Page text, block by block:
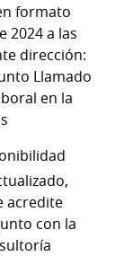
formato
2024 a las
dirección:
Llamado
en la
acredite
con la